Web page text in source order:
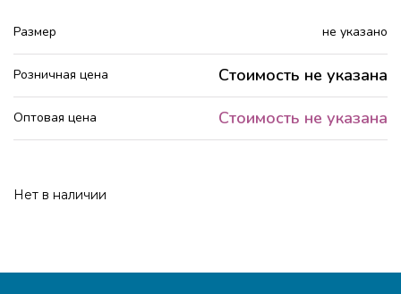
Размер не указано
Розничная цена Стоимость не указана
Оптовая цена Стоимость не указана
Нет в наличии